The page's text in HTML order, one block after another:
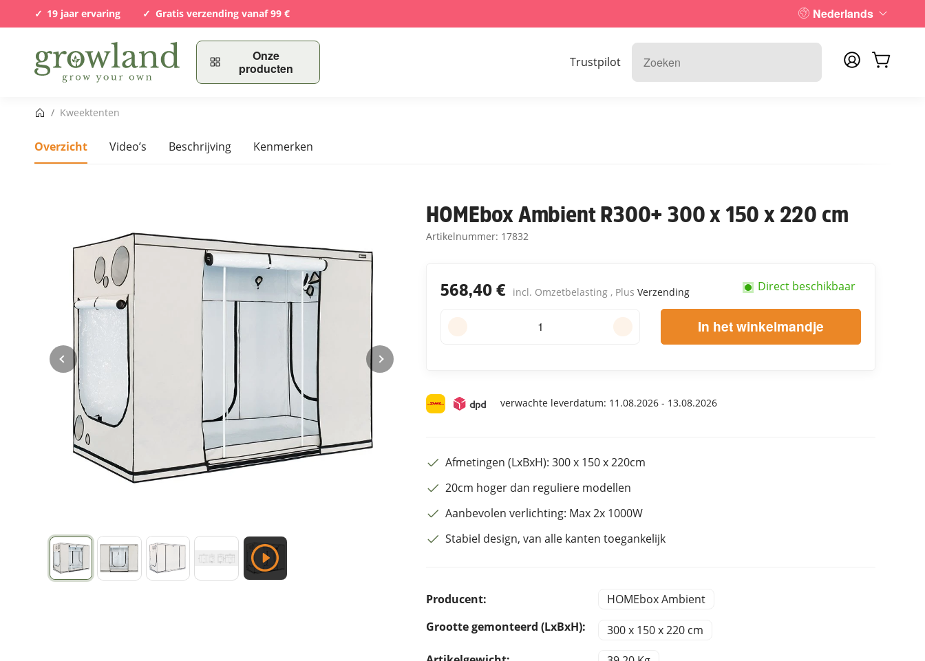
19 jaar ervaring Gratis verzending vanaf 99 € Nederlands
Onze
producten
Trustpilot
Startpagina
/ Kweektenten
Overzicht Video’s Beschrijving Kenmerken
HOMEbox Ambient R300+ 300 x 150 x 220 cm
Artikelnummer: 17832
568,40 € incl. Omzetbelasting , PlusVerzending Direct beschikbaar
In het winkelmandje
verwachte leverdatum: 11.08.2026 - 13.08.2026
Afmetingen (LxBxH): 300 x 150 x 220cm
20cm hoger dan reguliere modellen
Aanbevolen verlichting: Max 2x 1000W
Stabiel design, van alle kanten toegankelijk
Producent:
HOMEbox Ambient
Grootte gemonteerd (LxBxH):
300 x 150 x 220 cm